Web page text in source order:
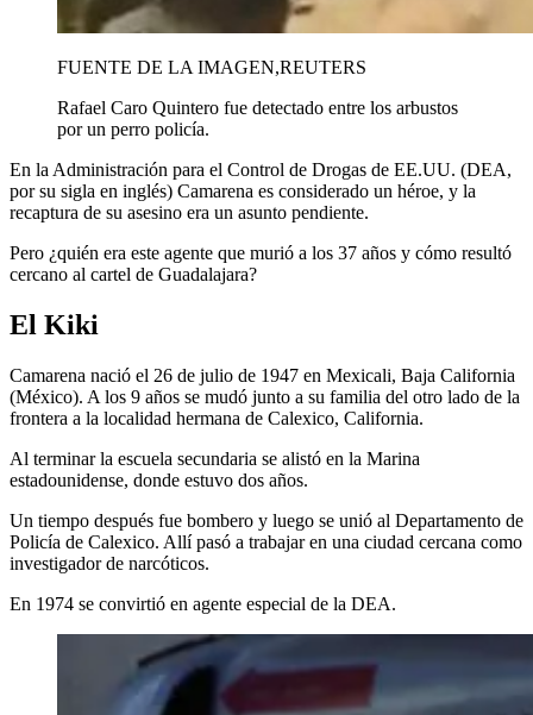
FUENTE DE LA IMAGEN,REUTERS
Rafael Caro Quintero fue detectado entre los arbustos
por un perro policía.
En la Administración para el Control de Drogas de EE.UU. (DEA,
por su sigla en inglés) Camarena es considerado un héroe, y la
recaptura de su asesino era un asunto pendiente.
Pero ¿quién era este agente que murió a los 37 años y cómo resultó
cercano al cartel de Guadalajara?
El Kiki
Camarena nació el 26 de julio de 1947 en Mexicali, Baja California
(México). A los 9 años se mudó junto a su familia del otro lado de la
frontera a la localidad hermana de Calexico, California.
Al terminar la escuela secundaria se alistó en la Marina
estadounidense, donde estuvo dos años.
Un tiempo después fue bombero y luego se unió al Departamento de
Policía de Calexico. Allí pasó a trabajar en una ciudad cercana como
investigador de narcóticos.
En 1974 se convirtió en agente especial de la DEA.